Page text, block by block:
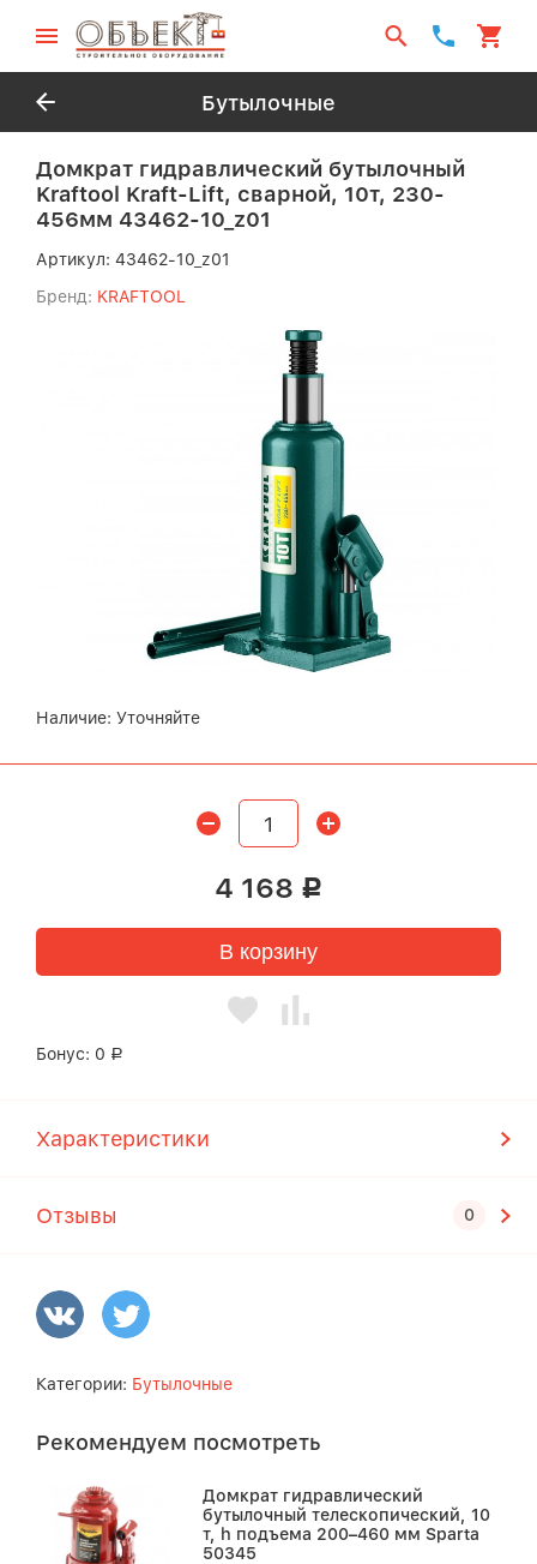
Бутылочные
Домкрат гидравлический бутылочный
Kraftool Kraft-Lift, сварной, 10т, 230-
456мм 43462-10_z01
Артикул: 43462-10_z01
Бренд: KRAFTOOL
Наличие: Уточняйте
4 168 Р
В корзину
Бонус: 0 Р
Характеристики
Отзывы
Категории: Бутылочные
Рекомендуем посмотреть
Домкрат гидравлический
бутылочный телескопический, 10
т, h подъема 200–460 мм Sparta
50345